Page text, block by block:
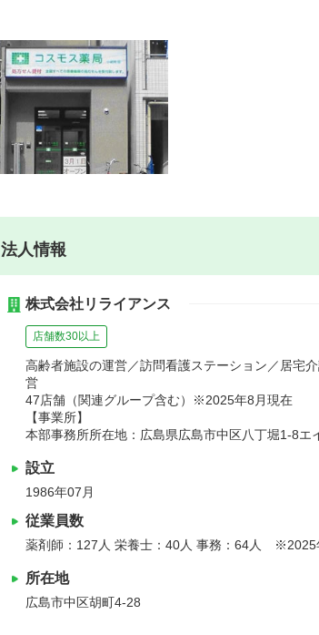
法人情報
株式会社リライアンス
店舗数30以上
高齢者施設の運営／訪問看護ステーション／居宅
営
47店舗（関連グループ含む）※2025年8月現在
【事業所】
本部事務所所在地：広島県広島市中区八丁堀1-8エ
設立
1986年07月
従業員数
薬剤師：127人 栄養士：40人 事務：64人 ※2025
所在地
広島市中区胡町4-28